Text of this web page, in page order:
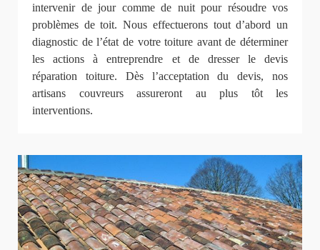
intervenir de jour comme de nuit pour résoudre vos
problèmes de toit. Nous effectuerons tout d’abord un
diagnostic de l’état de votre toiture avant de déterminer
les actions à entreprendre et de dresser le devis
réparation toiture. Dès l’acceptation du devis, nos
artisans couvreurs assureront au plus tôt les
interventions.